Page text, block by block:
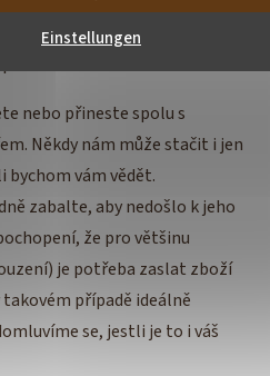
Einstellungen
vyřídit
nebo přineste spolu s
Někdy nám může stačit i jen
vám vědět.
zabalte, aby nedošlo k jeho
že pro většinu
je potřeba zaslat zboží
případě ideálně
se, jestli je to i váš